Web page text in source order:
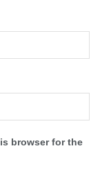
browser for the